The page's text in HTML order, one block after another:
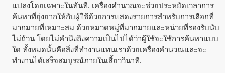
แปลงโดยเฉพาะในทันที. เครื่องคำนวณจะช่วยประหยัดเวลาการ
ค้นหาที่ยุ่งยากให้กับผู้ใช้ด้วยการแสดงรายการสำหรับการเลือกที่
มากมายที่เหมาะสม ด้วยหมวดหมู่ที่มากมายและหน่วยที่รองรับนับ
ไม่ถ้วน โดยไม่คำนึงถึงความเป็นไปได้ว่าผู้ใช้จะใช้การค้นหาแบบ
ใด ทั้งหมดนั้นคือสิ่งที่ทำงานแทนเราด้วยเครื่องคำนวณและจะ
ทำงานได้เสร็จสมบูรณ์ภายในเสี้ยววินาที.